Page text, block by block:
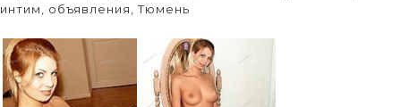
интим, объявления, Тюмень